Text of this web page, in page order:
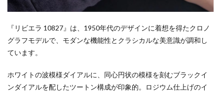
『リビエラ 10827』は、1950年代のデザインに着想を得たクロノ
グラフモデルで、モダンな機能性とクラシカルな美意識が調和し
ています。
ホワイトの波模様ダイアルに、同心円状の模様を刻むブラックイ
ンダイアルを配したツートン構成が印象的。ロジウム仕上げのイ